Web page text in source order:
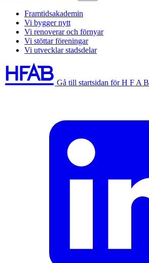
Framtidsakademin
Vi bygger nytt
Vi renoverar och förnyar
Vi stöttar föreningar
Vi utvecklar stadsdelar
Gå till startsidan för H F A B